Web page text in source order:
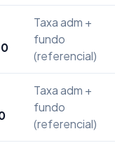
Taxa adm +
fundo
(referencial)
Taxa adm +
fundo
(referencial)